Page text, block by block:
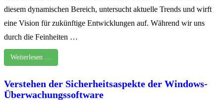
diesem dynamischen Bereich, untersucht aktuelle Trends und wirft
eine Vision für zukünftige Entwicklungen auf. Während wir uns
durch die Feinheiten …
Weiterlesen …
Verstehen der Sicherheitsaspekte der Windows-
Überwachungssoftware